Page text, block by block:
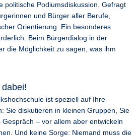
politische Podiumsdiskussion. Gefragt
und Bürger aller Berufe,
Orientierung. Ein besonderes
Beim Bürgerdialog in der
die Möglichkeit zu sagen, was ihm
ist speziell auf Ihre
Sie diskutieren in kleinen Gruppen, Sie
– vor allem aber entwickeln
Und keine Sorge: Niemand muss die